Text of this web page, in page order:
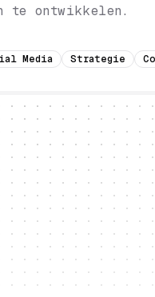
te ontwikkelen.
Media Strategie